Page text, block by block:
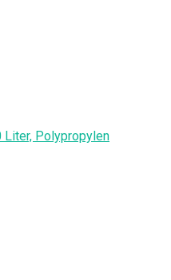
Liter, Polypropylen